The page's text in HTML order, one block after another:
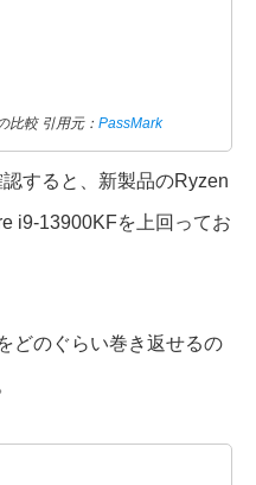
比較 引用元： PassMark
すると、新製品のRyzen
i9-13900KFを上回ってお
どのぐらい巻き返せるの